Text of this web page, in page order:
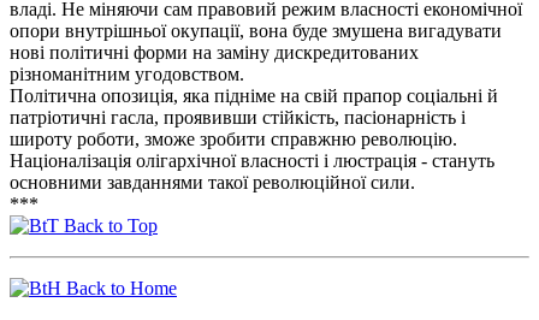
владі. Не міняючи сам правовий режим власності економічної
опори внутрішньої окупації, вона буде змушена вигадувати
нові політичні форми на заміну дискредитованих
різноманітним угодовством.
Політична опозиція, яка підніме на свій прапор соціальні й
патріотичні гасла, проявивши стійкість, пасіонарність і
широту роботи, зможе зробити справжню революцію.
Націоналізація олігархічної власності і люстрація - стануть
основними завданнями такої революційної сили.
***
Back to Top
Back to Home